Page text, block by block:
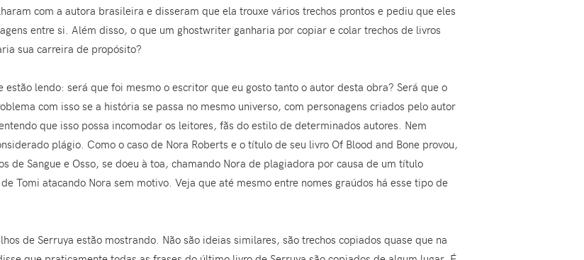
com a autora brasileira e disseram que ela trouxe vários trechos prontos e pediu que eles
entre si. Além disso, o que um ghostwriter ganharia por copiar e colar trechos de livros
sua carreira de propósito?
lendo: será que foi mesmo o escritor que eu gosto tanto o autor desta obra? Será que o
com isso se a história se passa no mesmo universo, com personagens criados pelo autor
que isso possa incomodar os leitores, fãs do estilo de determinados autores. Nem
plágio. Como o caso de Nora Roberts e o título de seu livro Of Blood and Bone provou,
de Sangue e Osso, se doeu à toa, chamando Nora de plagiadora por causa de um título
Tomi atacando Nora sem motivo. Veja que até mesmo entre nomes graúdos há esse tipo de
de Serruya estão mostrando. Não são ideias similares, são trechos copiados quase que na